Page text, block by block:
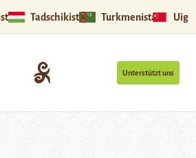
Tadschikistan Turkmenistan
Unterstützt uns